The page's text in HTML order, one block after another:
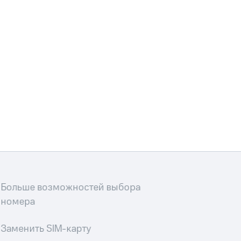
Больше возможностей выбора
номера
Заменить SIM-карту